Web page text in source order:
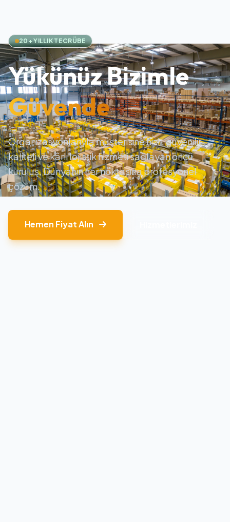
20+ YILLIK TECRÜBE
Yükünüz Bizimle
Güvende
Organizasyonlarıyla müşterisine hızlı, güvenilir,
kaliteli ve kârlı lojistik hizmeti sağlayan öncü
kuruluş. Dünyanın her noktasına profesyonel
çözüm.
Hemen Fiyat Alın